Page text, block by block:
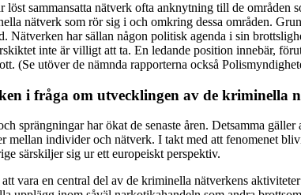
sammansatta nätverk ofta anknytning till de områden
nätverk som rör sig i och omkring dessa områden.
Nätverken har sällan någon politisk agenda i sin
inte är villigt att ta. En ledande position innebär,
(Se utöver de nämnda rapporterna också
i fråga om utvecklingen av de kriminella
sprängningar har ökat de senaste åren. Detsamma
mellan individer och nätverk. I takt med att fenomenet
särskiljer sig ur ett europeiskt perspektiv.
vara en central del av de kriminella nätverkens